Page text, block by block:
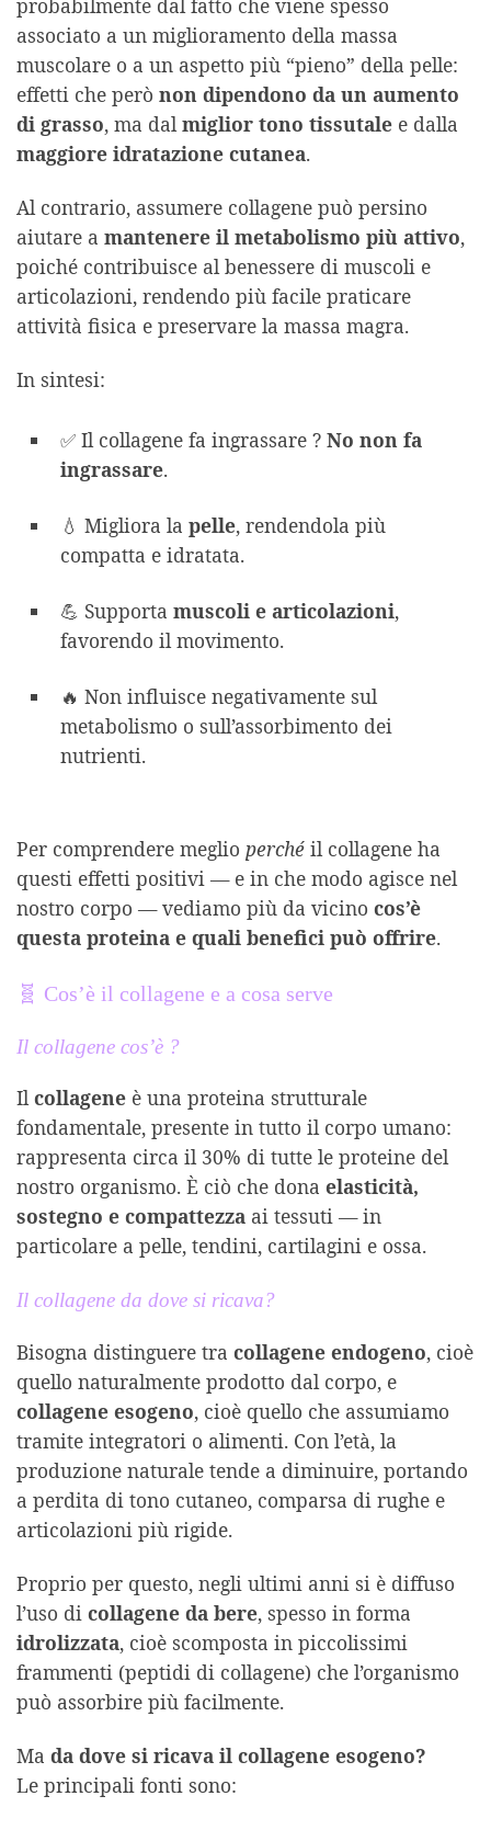
probabilmente dal fatto che viene spesso
associato a un miglioramento della massa
muscolare o a un aspetto più “pieno” della pelle:
effetti che però non dipendono da un aumento
di grasso, ma dalmiglior tono tissutale e dalla
maggiore idratazione cutanea.
Al contrario, assumere collagene può persino
aiutare a mantenere il metabolismo più attivo,
poiché contribuisce al benessere di muscoli e
articolazioni, rendendo più facile praticare
attività fisica e preservare la massa magra.
In sintesi:
✅ Il collagene fa ingrassare ? No non fa
ingrassare.
💧 Migliora la pelle, rendendola più
compatta e idratata.
💪 Supporta muscoli e articolazioni,
favorendo il movimento.
🔥 Non influisce negativamente sul
metabolismo o sull’assorbimento dei
nutrienti.
Per comprendere meglio perché il collagene ha
questi effetti positivi — e in che modo agisce nel
nostro corpo — vediamo più da vicino cos’è
questa proteina e quali benefici può offrire.
🧬 Cos’è il collagene e a cosa serve
Il collagene cos’è ?
Ilcollagene è una proteina strutturale
fondamentale, presente in tutto il corpo umano:
rappresenta circa il 30% di tutte le proteine del
nostro organismo. È ciò che dona elasticità,
sostegno e compattezza ai tessuti — in
particolare a pelle, tendini, cartilagini e ossa.
Il collagene da dove si ricava?
Bisogna distinguere tra collagene endogeno, cioè
quello naturalmente prodotto dal corpo, e
collagene esogeno, cioè quello che assumiamo
tramite integratori o alimenti. Con l’età, la
produzione naturale tende a diminuire, portando
a perdita di tono cutaneo, comparsa di rughe e
articolazioni più rigide.
Proprio per questo, negli ultimi anni si è diffuso
l’uso di collagene da bere, spesso in forma
idrolizzata, cioè scomposta in piccolissimi
frammenti (peptidi di collagene) che l’organismo
può assorbire più facilmente.
Ma da dove si ricava il collagene esogeno?
Le principali fonti sono: